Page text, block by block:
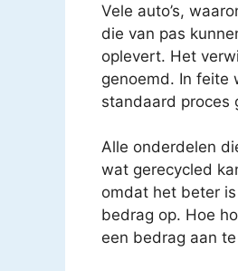
Vele auto’s,
die van pas
oplevert. Het
genoemd. In feite
standaard proces
Alle onderdelen
wat gerecycled
omdat het beter
bedrag op. Hoe
een bedrag aan